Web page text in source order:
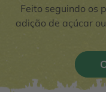
Feito seguindo os
adição de açúcar